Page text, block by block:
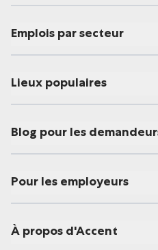
Emplois par secteur
Lieux populaires
Blog pour les
Pour les employeurs
À propos d'Accent